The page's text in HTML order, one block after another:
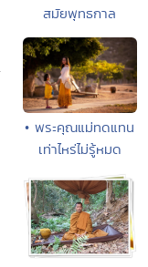
สมัยพุทธกาล
• พระคุณแม่ทดแทน
เท่าไหร่ไม่รู้หมด